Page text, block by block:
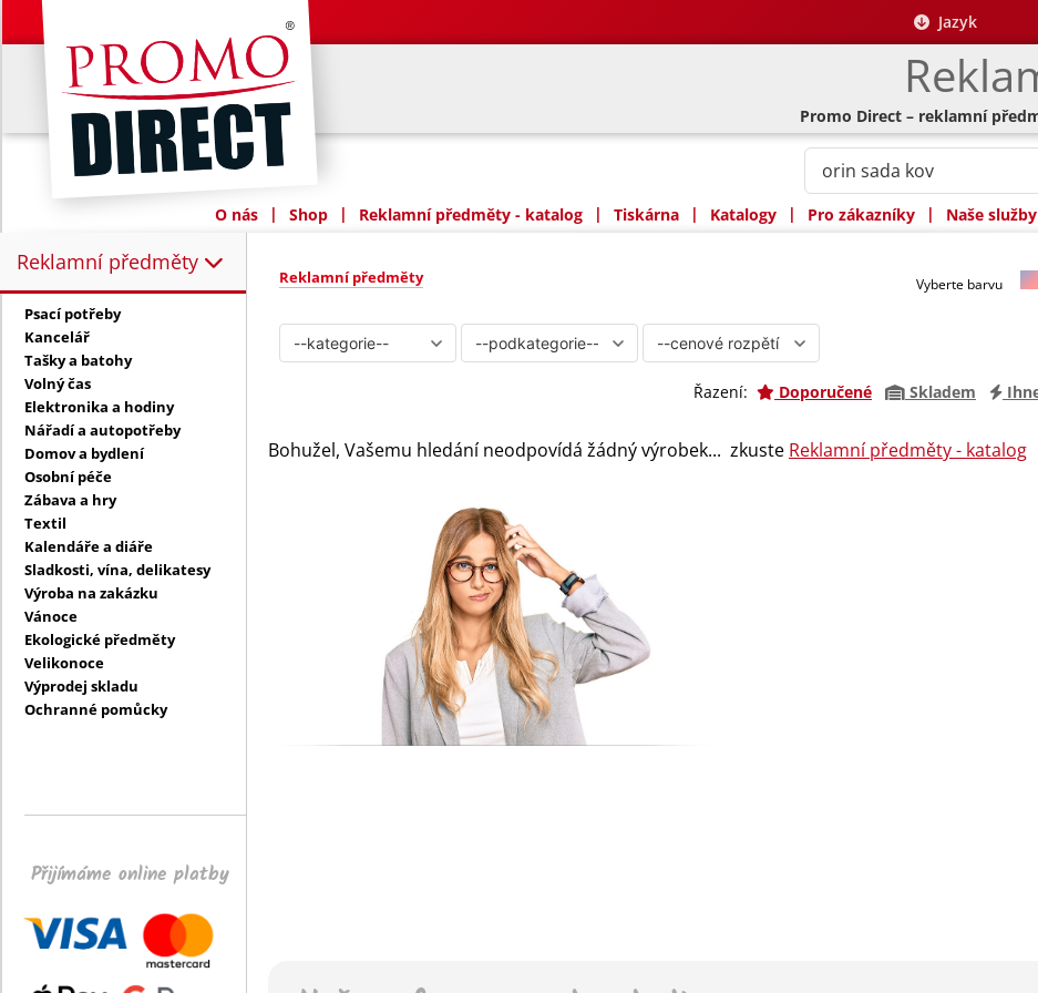
Jazyk
Promo Direct – reklamní
O nás | Shop | Reklamní předměty - katalog | Tiskárna | Katalogy | Pro zákazníky | Naše služby
Reklamní předměty
Reklamní předměty:
Psací potřeby
Kancelář
Tašky a batohy
Volný čas
Elektronika a hodiny
Nářadí a autopotřeby
Domov a bydlení
Osobní péče
Zábava a hry
Textil
Kalendáře a diáře
Sladkosti, vína, delikatesy
Výroba na zakázku
Vánoce
Ekologické předměty
Velikonoce
Výprodej skladu
Ochranné pomůcky
Přijímáme online platby
Reklamní předměty Vyberte barvu
Řazení: Doporučené Skladem
Bohužel, Vašemu hledání neodpovídá žádný výrobek... zkuste Reklamní předměty - katalog